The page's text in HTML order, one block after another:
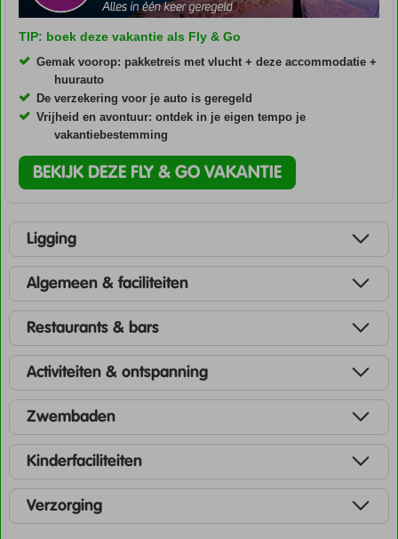
TIP: boek deze vakantie als Fly & Go
Gemak voorop: pakketreis met vlucht + deze accommodatie +
huurauto
De verzekering voor je auto is geregeld
Vrijheid en avontuur: ontdek in je eigen tempo je
vakantiebestemming
BEKIJK DEZE FLY & GO VAKANTIE
Ligging
Algemeen & faciliteiten
Restaurants & bars
Activiteiten & ontspanning
Zwembaden
Kinderfaciliteiten
Verzorging